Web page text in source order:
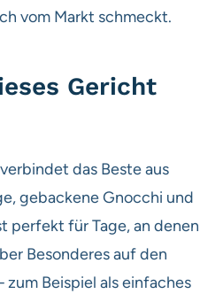
vom Markt schmeckt.
Gericht
das Beste aus
gebackene Gnocchi und
perfekt für Tage, an denen
Besonderes auf den
Beispiel als einfaches